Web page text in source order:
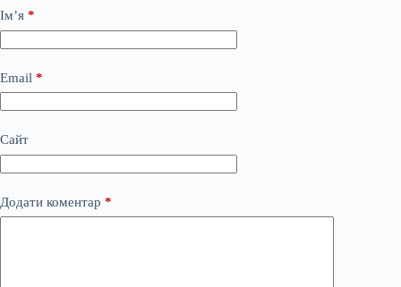
Ім’я *
Email *
Сайт
Додати коментар *